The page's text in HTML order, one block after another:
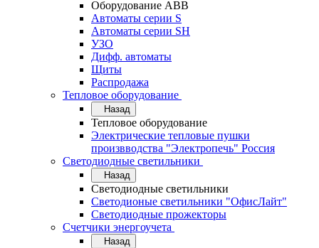
Оборудование АВВ
Автоматы серии S
Автоматы серии SH
УЗО
Дифф. автоматы
Щиты
Распродажа
Тепловое оборудование
Назад
Тепловое оборудование
Электрические тепловые пушки
произвводства "Электропечь" Россия
Светодиодные светильники
Назад
Светодиодные светильники
Светодионые светильники "ОфисЛайт"
Светодиодные прожекторы
Счетчики энергоучета
Назад